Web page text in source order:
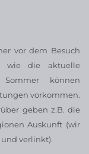
vor dem Besuch
wie die aktuelle
können
vorkommen.
geben z.B. die
Auskunft (wir
verlinkt).